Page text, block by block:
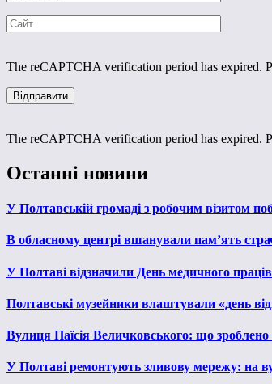
The reCAPTCHA verification period has expired.
The reCAPTCHA verification period has expired.
Останні новини
У Полтавській громаді з робочим візитом
В обласному центрі вшанували пам’ять
У Полтаві відзначили День медичного
Полтавські музейники влаштували «день
Вулиця Паїсія Величковського: що зроблено
У Полтаві ремонтують зливову мережу: на